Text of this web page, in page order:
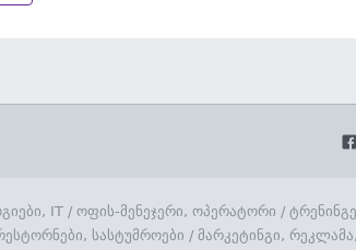
IT / ოფის-მენეჯერი, ოპერატორი /
სასტუმროები / მარკეტინგი,